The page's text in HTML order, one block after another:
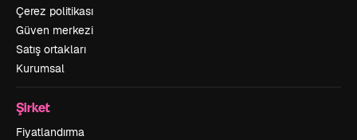
Çerez politikası
Güven merkezi
Satış ortakları
Kurumsal
Şirket
Fiyatlandırma